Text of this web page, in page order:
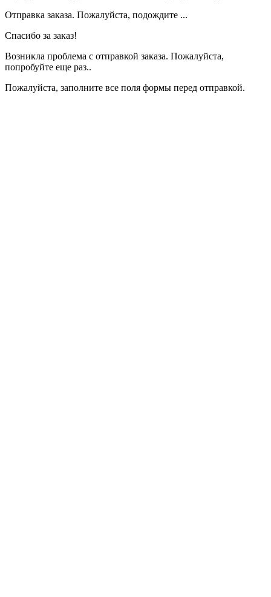
Отправка заказа. Пожалуйста, подождите ...
Спасибо за заказ!
Возникла проблема с отправкой заказа. Пожалуйста,
попробуйте еще раз..
Пожалуйста, заполните все поля формы перед отправкой.